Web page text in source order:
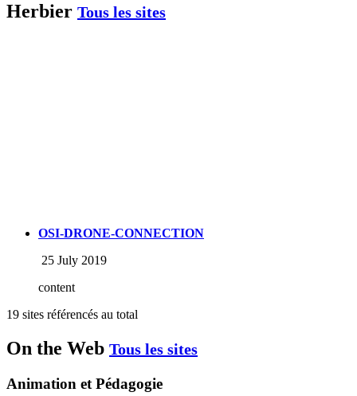
Herbier Tous les sites
OSI-DRONE-CONNECTION
25 July 2019
content
19 sites référencés au total
On the Web Tous les sites
Animation et Pédagogie